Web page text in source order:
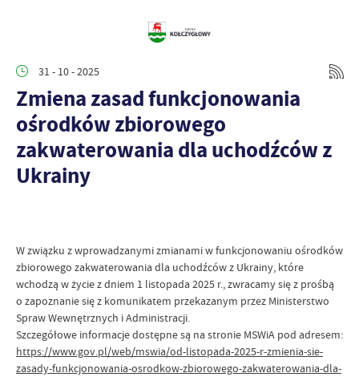
31 - 10 - 2025
Zmiena zasad funkcjonowania
ośrodków zbiorowego
zakwaterowania dla uchodźców z
Ukrainy
W związku z wprowadzanymi zmianami w funkcjonowaniu ośrodków
zbiorowego zakwaterowania dla uchodźców z Ukrainy, które
wchodzą w życie z dniem 1 listopada 2025 r., zwracamy się z prośbą
o zapoznanie się z komunikatem przekazanym przez Ministerstwo
Spraw Wewnętrznych i Administracji.
Szczegółowe informacje dostępne są na stronie MSWiA pod adresem:
https://www.gov.pl/web/mswia/od-listopada-2025-r-zmienia-sie-
zasady-funkcjonowania-osrodkow-zbiorowego-zakwaterowania-dla-